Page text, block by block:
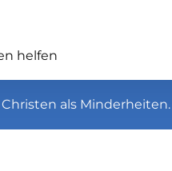
helfen
als